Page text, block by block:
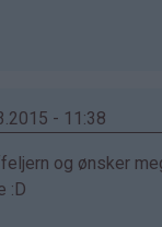
- 11:38
og ønsker
:D